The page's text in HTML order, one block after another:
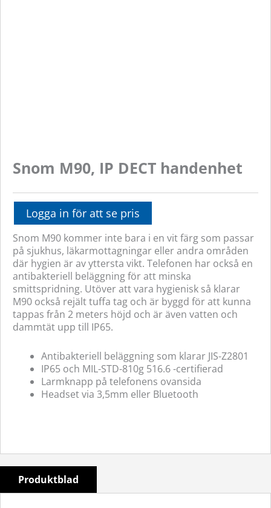
Snom M90, IP DECT handenhet
Logga in för att se pris
Snom M90 kommer inte bara i en vit färg som passar
på sjukhus, läkarmottagningar eller andra områden
där hygien är av yttersta vikt. Telefonen har också en
antibakteriell beläggning för att minska
smittspridning. Utöver att vara hygienisk så klarar
M90 också rejält tuffa tag och är byggd för att kunna
tappas från 2 meters höjd och är även vatten och
dammtät upp till IP65.
Antibakteriell beläggning som klarar JIS-Z2801
IP65 och MIL-STD-810g 516.6 -certifierad
Larmknapp på telefonens ovansida
Headset via 3,5mm eller Bluetooth
Produktblad